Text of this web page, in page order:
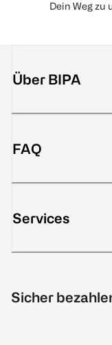
Dein Weg zu
Über BIPA
FAQ
Services
Sicher